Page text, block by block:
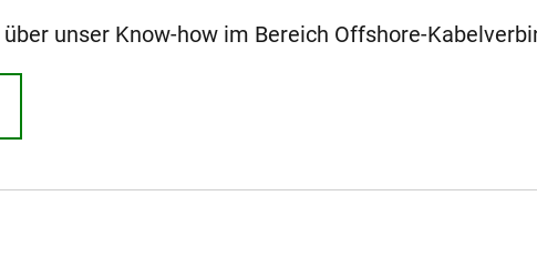
unser Know-how im Bereich Offshore-